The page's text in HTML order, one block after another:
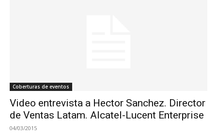
Coberturas de eventos
Video entrevista a Hector Sanchez. Director
de Ventas Latam. Alcatel-Lucent Enterprise
04/03/2015